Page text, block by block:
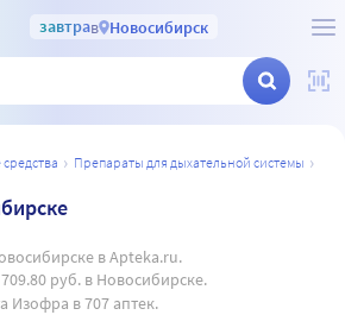
завтрав Новосибирск
препараты для дыхательной системы
в Apteka.ru.
руб. в Новосибирске.
Изофра в 707 аптек.